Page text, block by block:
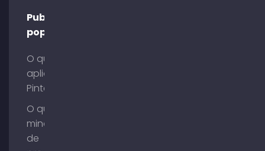
Publicações
populares
O que é o
aplicativo
Pinterest?
O que é
mineração
de